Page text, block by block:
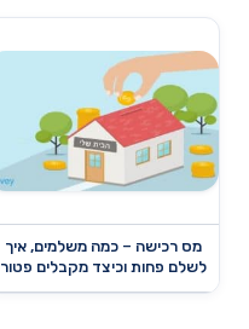
מס רכישה – כמה משלמים, איך
לשלם פחות וכיצד מקבלים פטור